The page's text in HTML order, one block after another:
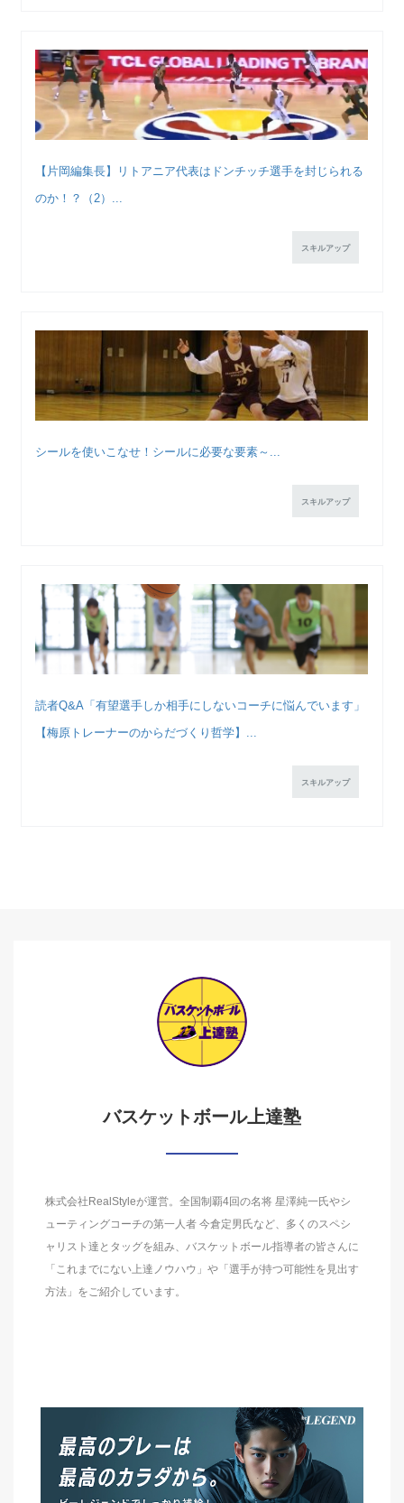
【片岡編集長】リトアニア代表はドンチッチ選手を封じられる
のか！？（2）...
スキルアップ
シールを使いこなせ！シールに必要な要素～...
スキルアップ
読者Q&A「有望選手しか相手にしないコーチに悩んでいます」
【梅原トレーナーのからだづくり哲学】...
スキルアップ
バスケットボール上達塾
株式会社RealStyleが運営。全国制覇4回の名将 星澤純一氏やシ
ューティングコーチの第一人者 今倉定男氏など、多くのスペシ
ャリスト達とタッグを組み、バスケットボール指導者の皆さんに
「これまでにない上達ノウハウ」や「選手が持つ可能性を見出す
方法」をご紹介しています。